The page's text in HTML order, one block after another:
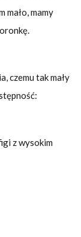
mało, mamy
czemu tak mały
z wysokim